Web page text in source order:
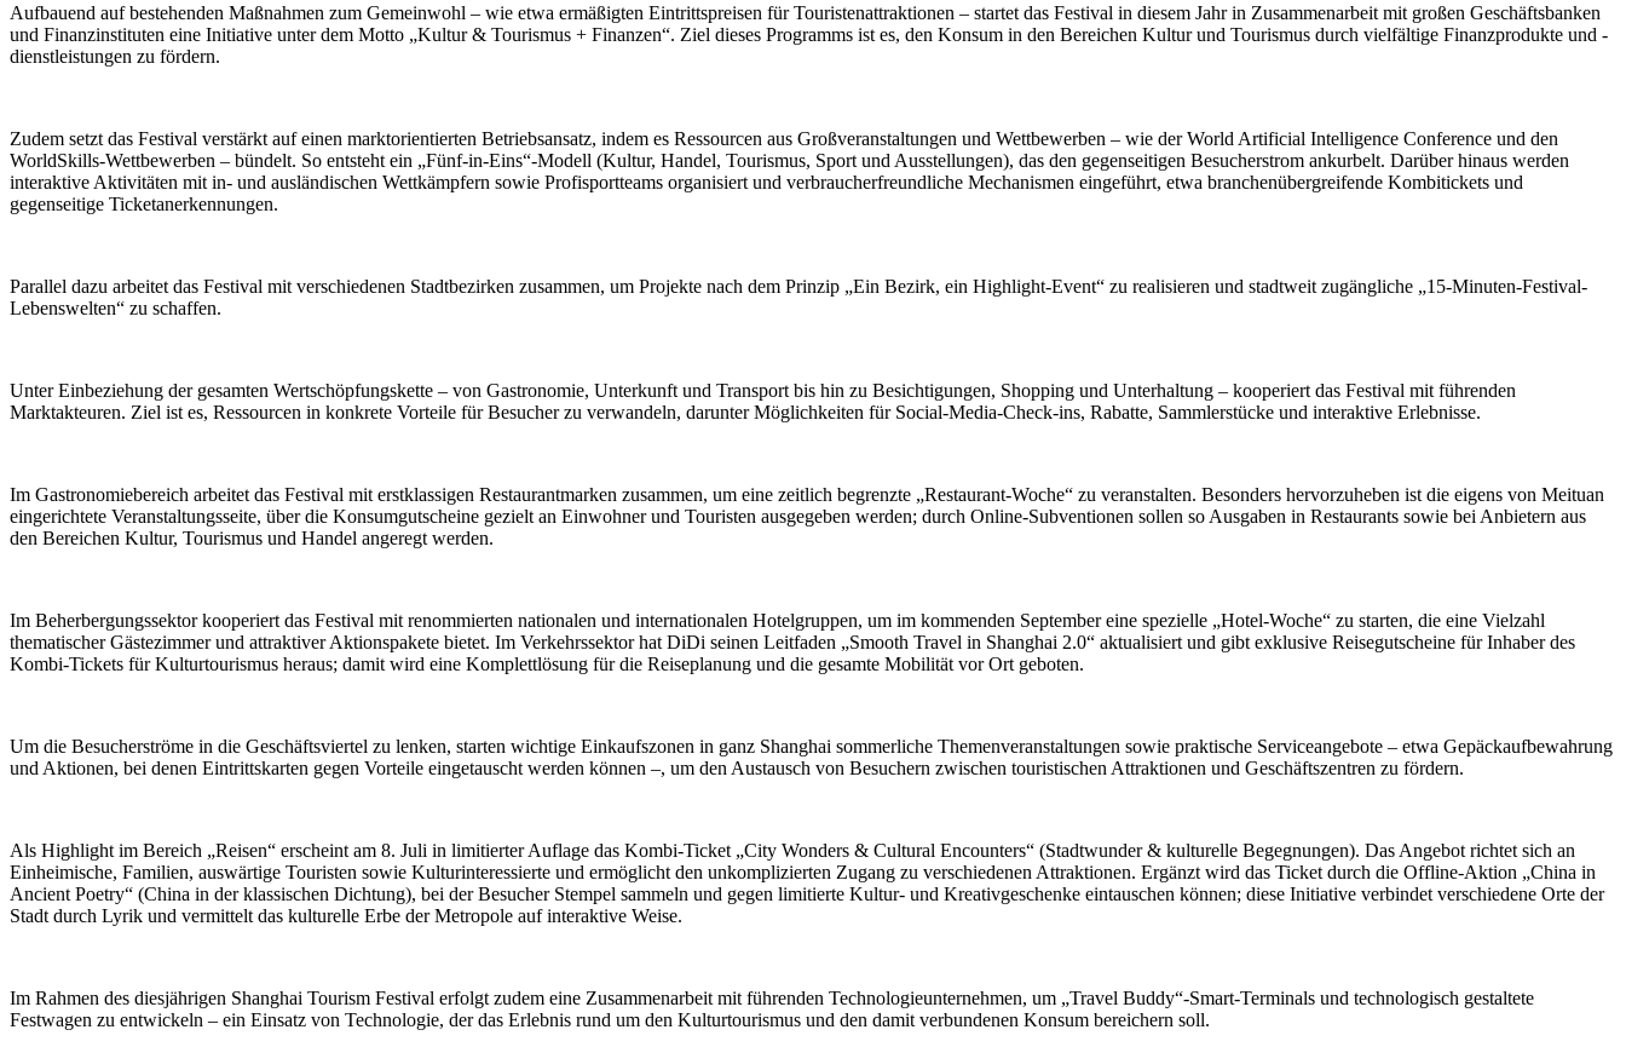
Aufbauend auf bestehenden Maßnahmen zum Gemeinwohl – wie etwa ermäßigten Eintrittspreisen für Touristenattraktionen – startet das Festival in diesem Jahr in Zusammenarbeit mit großen Geschäftsbanken
und Finanzinstituten eine Initiative unter dem Motto „Kultur & Tourismus + Finanzen“. Ziel dieses Programms ist es, den Konsum in den Bereichen Kultur und Tourismus durch vielfältige Finanzprodukte und -
dienstleistungen zu fördern.
Zudem setzt das Festival verstärkt auf einen marktorientierten Betriebsansatz, indem es Ressourcen aus Großveranstaltungen und Wettbewerben – wie der World Artificial Intelligence Conference und den
WorldSkills-Wettbewerben – bündelt. So entsteht ein „Fünf-in-Eins“-Modell (Kultur, Handel, Tourismus, Sport und Ausstellungen), das den gegenseitigen Besucherstrom ankurbelt. Darüber hinaus werden
interaktive Aktivitäten mit in- und ausländischen Wettkämpfern sowie Profisportteams organisiert und verbraucherfreundliche Mechanismen eingeführt, etwa branchenübergreifende Kombitickets und
gegenseitige Ticketanerkennungen.
Parallel dazu arbeitet das Festival mit verschiedenen Stadtbezirken zusammen, um Projekte nach dem Prinzip „Ein Bezirk, ein Highlight-Event“ zu realisieren und stadtweit zugängliche „15-Minuten-Festival-
Lebenswelten“ zu schaffen.
Unter Einbeziehung der gesamten Wertschöpfungskette – von Gastronomie, Unterkunft und Transport bis hin zu Besichtigungen, Shopping und Unterhaltung – kooperiert das Festival mit führenden
Marktakteuren. Ziel ist es, Ressourcen in konkrete Vorteile für Besucher zu verwandeln, darunter Möglichkeiten für Social-Media-Check-ins, Rabatte, Sammlerstücke und interaktive Erlebnisse.
Im Gastronomiebereich arbeitet das Festival mit erstklassigen Restaurantmarken zusammen, um eine zeitlich begrenzte „Restaurant-Woche“ zu veranstalten. Besonders hervorzuheben ist die eigens von Meituan
eingerichtete Veranstaltungsseite, über die Konsumgutscheine gezielt an Einwohner und Touristen ausgegeben werden; durch Online-Subventionen sollen so Ausgaben in Restaurants sowie bei Anbietern aus
den Bereichen Kultur, Tourismus und Handel angeregt werden.
Im Beherbergungssektor kooperiert das Festival mit renommierten nationalen und internationalen Hotelgruppen, um im kommenden September eine spezielle „Hotel-Woche“ zu starten, die eine Vielzahl
thematischer Gästezimmer und attraktiver Aktionspakete bietet. Im Verkehrssektor hat DiDi seinen Leitfaden „Smooth Travel in Shanghai 2.0“ aktualisiert und gibt exklusive Reisegutscheine für Inhaber des
Kombi-Tickets für Kulturtourismus heraus; damit wird eine Komplettlösung für die Reiseplanung und die gesamte Mobilität vor Ort geboten.
Um die Besucherströme in die Geschäftsviertel zu lenken, starten wichtige Einkaufszonen in ganz Shanghai sommerliche Themenveranstaltungen sowie praktische Serviceangebote – etwa Gepäckaufbewahrung
und Aktionen, bei denen Eintrittskarten gegen Vorteile eingetauscht werden können –, um den Austausch von Besuchern zwischen touristischen Attraktionen und Geschäftszentren zu fördern.
Als Highlight im Bereich „Reisen“ erscheint am 8. Juli in limitierter Auflage das Kombi-Ticket „City Wonders & Cultural Encounters“ (Stadtwunder & kulturelle Begegnungen). Das Angebot richtet sich an
Einheimische, Familien, auswärtige Touristen sowie Kulturinteressierte und ermöglicht den unkomplizierten Zugang zu verschiedenen Attraktionen. Ergänzt wird das Ticket durch die Offline-Aktion „China in
Ancient Poetry“ (China in der klassischen Dichtung), bei der Besucher Stempel sammeln und gegen limitierte Kultur- und Kreativgeschenke eintauschen können; diese Initiative verbindet verschiedene Orte der
Stadt durch Lyrik und vermittelt das kulturelle Erbe der Metropole auf interaktive Weise.
Im Rahmen des diesjährigen Shanghai Tourism Festival erfolgt zudem eine Zusammenarbeit mit führenden Technologieunternehmen, um „Travel Buddy“-Smart-Terminals und technologisch gestaltete
Festwagen zu entwickeln – ein Einsatz von Technologie, der das Erlebnis rund um den Kulturtourismus und den damit verbundenen Konsum bereichern soll.